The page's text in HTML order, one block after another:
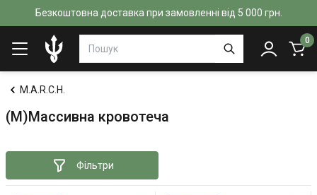
Безкоштовна доставка при замовленні від 5 000 грн.
0
M.A.R.C.H.
(M)Массивна кровотеча
Фільтри